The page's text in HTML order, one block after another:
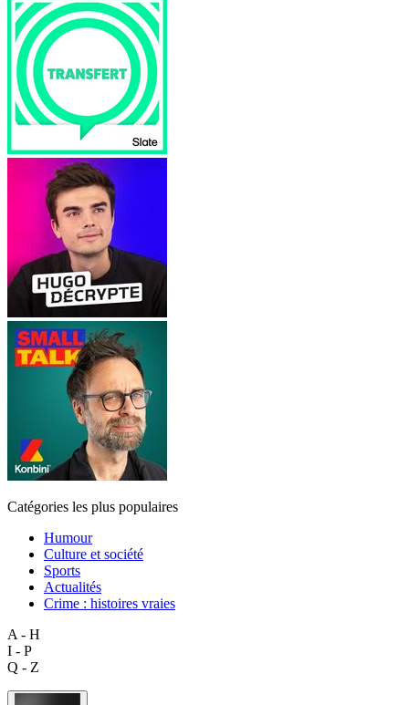
Catégories les plus populaires
Humour
Culture et société
Sports
Actualités
Crime : histoires vraies
A - H
I - P
Q - Z